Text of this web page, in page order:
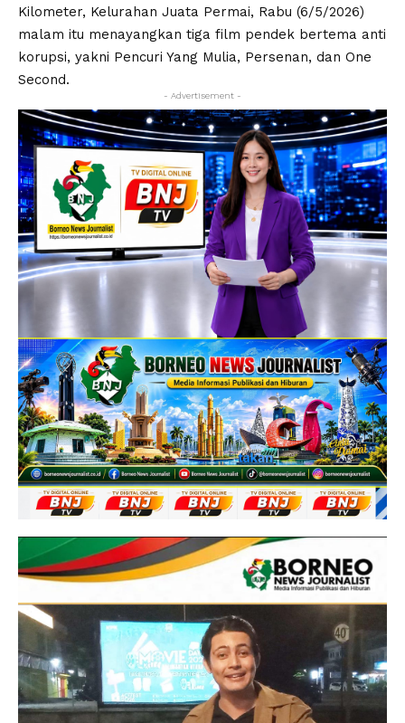
Kilometer, Kelurahan Juata Permai, Rabu (6/5/2026)
malam itu menayangkan tiga film pendek bertema anti
korupsi, yakni Pencuri Yang Mulia, Persenan, dan One
Second.
- Advertisement -